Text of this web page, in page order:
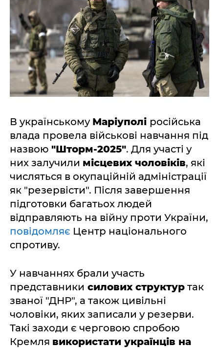
В українському Маріуполі російська
влада провела військові навчання під
назвою "Шторм-2025". Для участі у
них залучили місцевих чоловіків, які
числяться в окупаційній адміністрації
як "резервісти". Після завершення
підготовки багатьох людей
відправляють на війну проти України,
повідомляє Центр національного
спротиву.
У навчаннях брали участь
представники силових структур так
званої "ДНР", а також цивільні
чоловіки, яких записали у резерви.
Такі заходи є черговою спробою
Кремля використати українців на